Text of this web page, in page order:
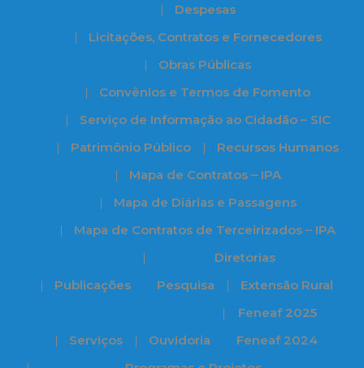
Despesas
Licitações, Contratos e Fornecedores
Obras Públicas
Convênios e Termos de Fomento
Serviço de Informação ao Cidadão – SIC
Patrimônio Público
Recursos Humanos
Mapa de Contratos – IPA
Mapa de Diárias e Passagens
Mapa de Contratos de Terceirizados – IPA
Publicações
Diretorias
Pesquisa
Extensão Rural
Serviços Ouvidoria
Feneaf 2025
Feneaf 2024